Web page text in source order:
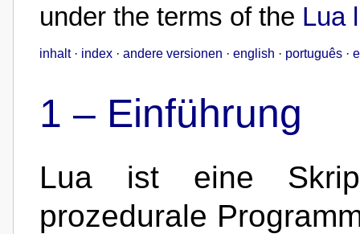
under the terms of the Lua
inhalt· index · andere versionen · english · português ·
1 – Einführung
Lua ist eine
prozedurale